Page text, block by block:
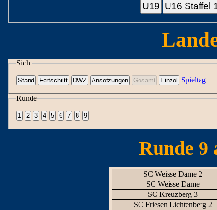
U19 U16 Staffel
Sicht
Spieltag
Runde
Runde 9
SC Weisse Dame 2
SC Weisse Dame
SC Kreuzberg 3
SC Friesen Lichtenberg 2